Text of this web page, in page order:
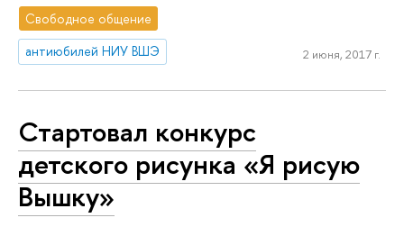
Свободное общение
антиюбилей НИУ ВШЭ
2 июня, 2017 г.
Стартовал конкурс
детского рисунка «Я рисую
Вышку»